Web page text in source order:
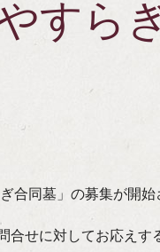
す
合同墓」の募集が開始
せに対してお応えす